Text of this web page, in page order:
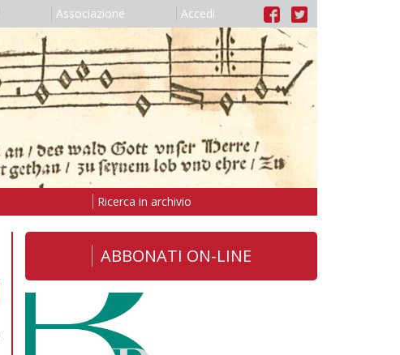
Associazione Accedi
Ricerca in archivio
ABBONATI ON-LINE